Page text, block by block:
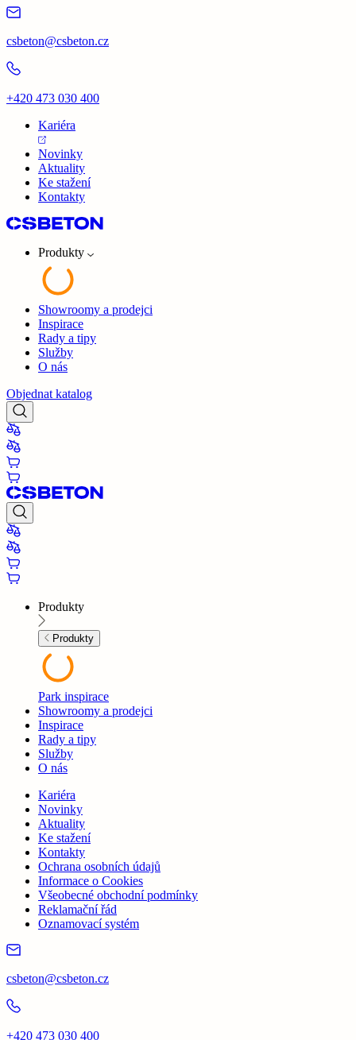
csbeton@csbeton.cz
+420 473 030 400
Kariéra
Novinky
Aktuality
Ke stažení
Kontakty
Produkty
Showroomy a prodejci
Inspirace
Rady a tipy
Služby
O nás
Objednat katalog
Produkty
Produkty
Park inspirace
Showroomy a prodejci
Inspirace
Rady a tipy
Služby
O nás
Kariéra
Novinky
Aktuality
Ke stažení
Kontakty
Ochrana osobních údajů
Informace o Cookies
Všeobecné obchodní podmínky
Reklamační řád
Oznamovací systém
csbeton@csbeton.cz
+420 473 030 400